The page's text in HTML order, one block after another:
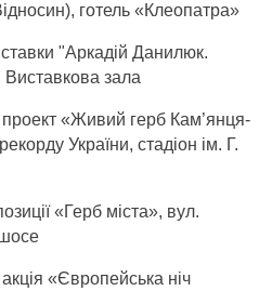
готель «Клеопатра»
"Аркадій Данилюк.
Виставкова зала
«Живий герб Кам’янця-
України, стадіон ім. Г.
«Герб міста», вул.
«Європейська ніч